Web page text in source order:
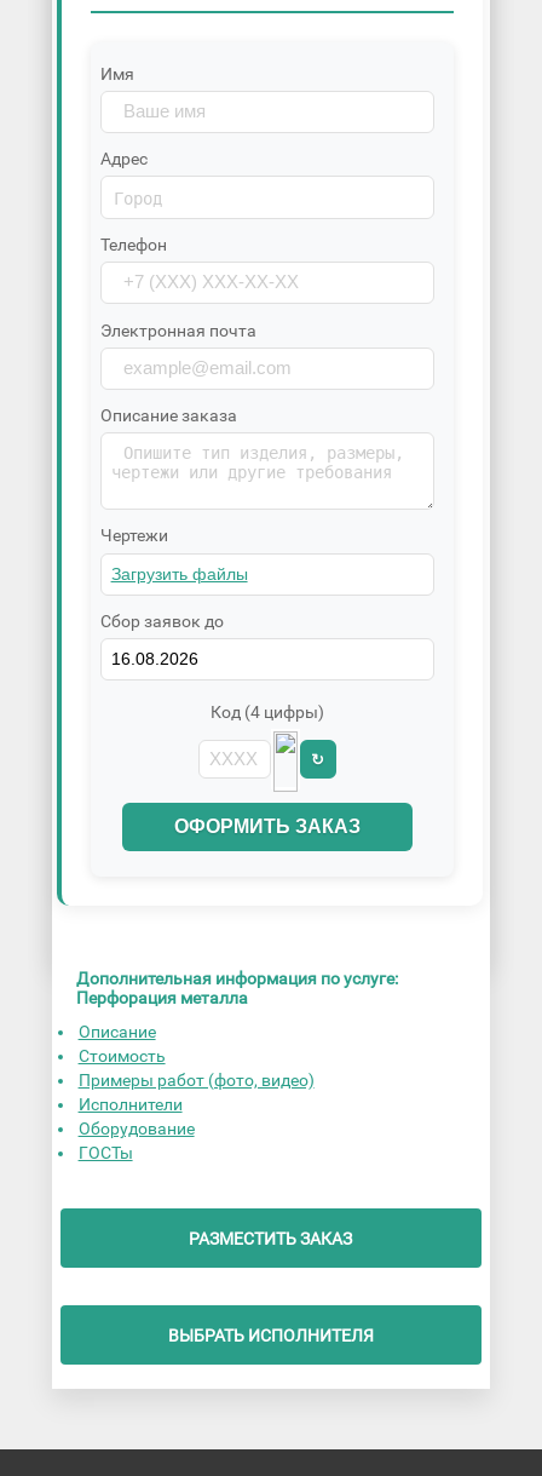
Имя
Адрес
Телефон
Электронная почта
Описание заказа
Чертежи
Сбор заявок до
Код (4 цифры)
↻
ОФОРМИТЬ ЗАКАЗ
Дополнительная информация по услуге:
Перфорация металла
Описание
Стоимость
Примеры работ (фото, видео)
Исполнители
Оборудование
ГОСТы
РАЗМЕСТИТЬ ЗАКАЗ
ВЫБРАТЬ ИСПОЛНИТЕЛЯ